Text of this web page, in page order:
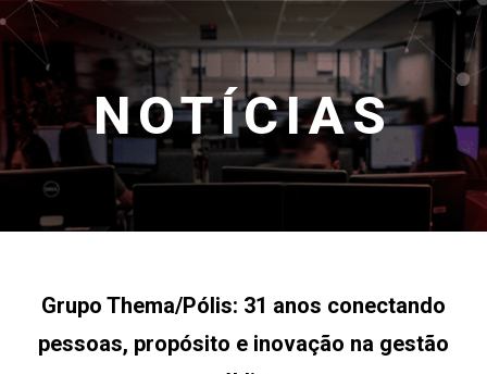
NOTÍCIAS
Grupo Thema/Pólis: 31 anos conectando
pessoas, propósito e inovação na gestão